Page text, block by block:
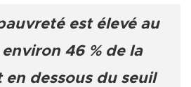
est élevé au
46 % de la
dessous du seuil